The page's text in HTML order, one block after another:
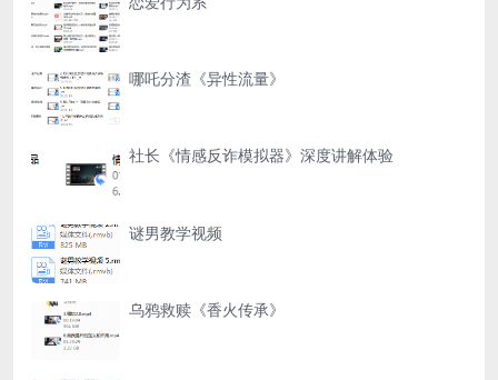
哪吒分渣《异性流量》
社长《情感反诈模拟器》深度讲解体验
谜男教学视频
乌鸦救赎《香火传承》